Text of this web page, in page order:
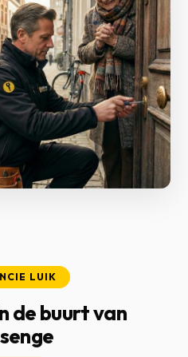
LUIK
de buurt van